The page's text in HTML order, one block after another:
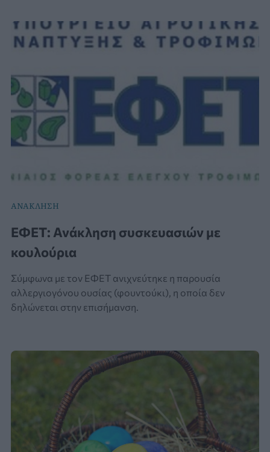
ΑΝΑΚΛΗΣΗ
ΕΦΕΤ: Ανάκληση συσκευασιών με
κουλούρια
Σύμφωνα με τον ΕΦΕΤ ανιχνεύτηκε η παρουσία
αλλεργιογόνου ουσίας (φουντούκι), η οποία δεν
δηλώνεται στην επισήμανση.